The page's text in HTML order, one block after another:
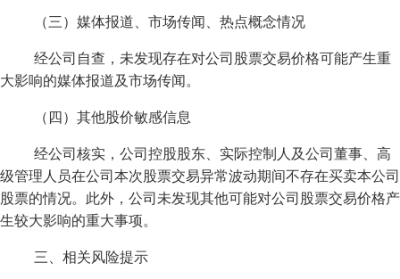
（三）媒体报道、市场传闻、热点概念情况
经公司自查，未发现存在对公司股票交易价格可能产生重
大影响的媒体报道及市场传闻。
（四）其他股价敏感信息
经公司核实，公司控股股东、实际控制人及公司董事、高
级管理人员在公司本次股票交易异常波动期间不存在买卖本公司
股票的情况。此外，公司未发现其他可能对公司股票交易价格产
生较大影响的重大事项。
三、相关风险提示